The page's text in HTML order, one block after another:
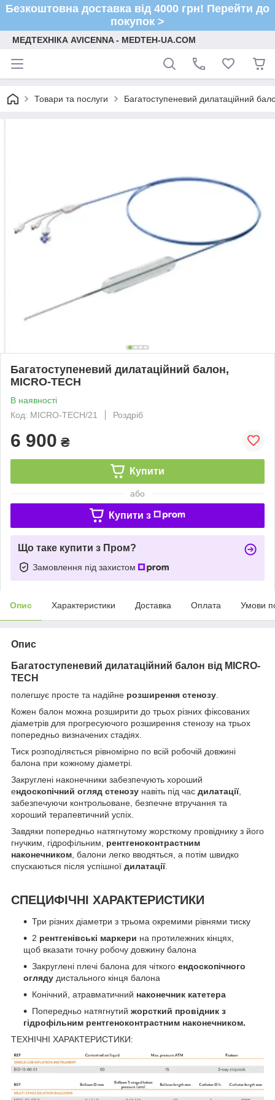
Безкоштовна доставка від 4000 грн! Перейти до
покупок >
МЕДТЕХНІКА AVICENNA - MEDTEH-UA.COM
Товари та послуги Багатоступеневий дилатаційний
Багатоступеневий дилатаційний балон,
MICRO-TECH
В наявності
Код: MICRO-TECH/21
Роздріб
6 900 ₴
Купити
або
Купити з
Що таке купити з Пром?
Замовлення під захистом
Опис Характеристики Доставка Оплата Умови
Опис
Багатоступеневий дилатаційний балон від MICRO-
TECH
полегшує просте та надійне розширення стенозу
Кожен балон можна розширити до трьох різних фіксованих
діаметрів для прогресуючого розширення стенозу на трьох
попередньо визначених стадіях.
Тиск розподіляється рівномірно по всій робочій довжині
балона при кожному діаметрі.
Закруглені наконечники забезпечують хороший
ендоскопічний огляд стенозу навіть під час дилатації,
забезпечуючи контрольоване, безпечне втручання та
хороший терапевтичний успіх.
Завдяки попередньо натягнутому жорсткому провіднику з його
гнучким, гідрофільним, рентгеноконтрастним
наконечником , балони легко вводяться, а потім швидко
спускаються після успішної дилатації.
СПЕЦИФІЧНІ ХАРАКТЕРИСТИКИ
Три різних діаметри з трьома окремими рівнями тиску
2 рентгенівські маркери на протилежних кінцях,
щоб вказати точну робочу довжину балона
Закруглені плечі балона для чіткого ендоскопічного
огляду дистального кінця балона
Конічний, атравматичний наконечник катетера
Попередньо натягнутий жорсткий провідник з
гідрофільним рентгеноконтрастним наконечником.
ТЕХНІЧНІ ХАРАКТЕРИСТИКИ: